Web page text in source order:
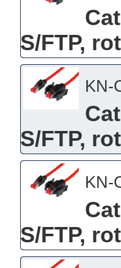
S/FTP,
KN-
S/FTP,
KN-
S/FTP,